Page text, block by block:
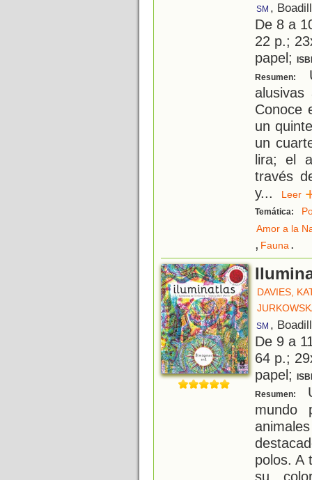
SM ,
De 8 a
22 p.;
papel;
Resumen:
Conoce
un
un
lira; el
través
y...
Temática:
Amor a la
, Fauna.
DAVIES,
SM ,
De 9 a
64 p.;
papel;
Resumen:
mundo
polos. A
su